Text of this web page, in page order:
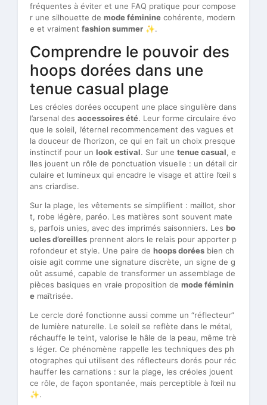
fréquentes à éviter et une FAQ pratique pour compose
r une silhouette de mode féminine cohérente, modern
e et vraiment fashion summer ✨.
Comprendre le pouvoir des
hoops dorées dans une
tenue casual plage
Les créoles dorées occupent une place singulière dans
l’arsenal des accessoires été. Leur forme circulaire évo
que le soleil, l’éternel recommencement des vagues et
la douceur de l’horizon, ce qui en fait un choix presque
instinctif pour un look estival. Sur une tenue casual, e
lles jouent un rôle de ponctuation visuelle : un détail cir
culaire et lumineux qui encadre le visage et attire l’œil s
ans criardise.
Sur la plage, les vêtements se simplifient : maillot, shor
t, robe légère, paréo. Les matières sont souvent mate
s, parfois unies, avec des imprimés saisonniers. Les bo
ucles d’oreilles prennent alors le relais pour apporter p
rofondeur et style. Une paire de hoops dorées bien ch
oisie agit comme une signature discrète, un signe de g
oût assumé, capable de transformer un assemblage de
pièces basiques en vraie proposition de mode féminin
e maîtrisée.
Le cercle doré fonctionne aussi comme un “réflecteur”
de lumière naturelle. Le soleil se reflète dans le métal,
réchauffe le teint, valorise le hâle de la peau, même trè
s léger. Ce phénomène rappelle les techniques des ph
otographes qui utilisent des réflecteurs dorés pour réc
hauffer les carnations : sur la plage, les créoles jouent
ce rôle, de façon spontanée, mais perceptible à l’œil nu
✨.